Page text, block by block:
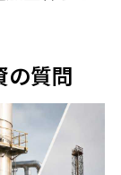
質問